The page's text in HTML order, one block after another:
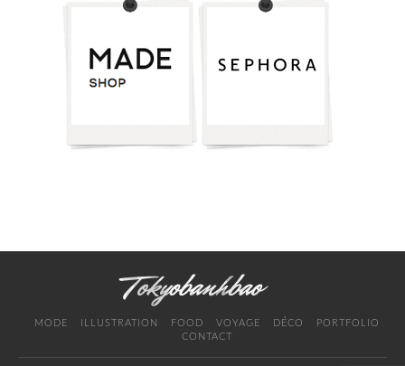
MODE ILLUSTRATION FOOD VOYAGE DÉCO
PORTFOLIO
CONTACT